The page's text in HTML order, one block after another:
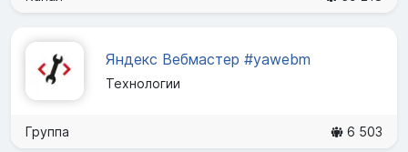
Яндекс Вебмастер #yawebm
Технологии
Группа 6 503